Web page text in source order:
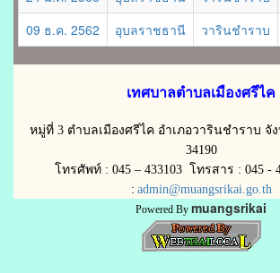
09 ธ.ค. 2562
อุบลราชธานี วารินชำราบ
เทศบาลตำบลเมืองศรีไค
หมู่ที่ 3 ตำบลเมืองศรีไค อำเภอวารินชำราบ จั
34190
โทรศัพท์ : 045 – 433103 โทรสาร : 045 -
: admin@muangsrikai.go.th
Powered By muangsrikai